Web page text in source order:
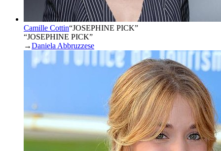
Camille Cottin“JOSEPHINE PICK”
“JOSEPHINE PICK”
→Daniela Abbruzzese